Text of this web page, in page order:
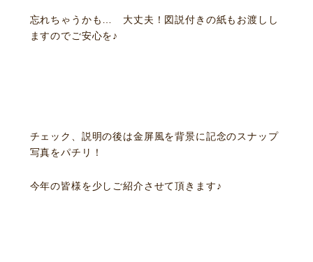
忘れちゃうかも… 大丈夫！図説付きの紙もお渡しし
ますのでご安心を♪
チェック、説明の後は金屏風を背景に記念のスナップ
写真をパチリ！
今年の皆様を少しご紹介させて頂きます♪